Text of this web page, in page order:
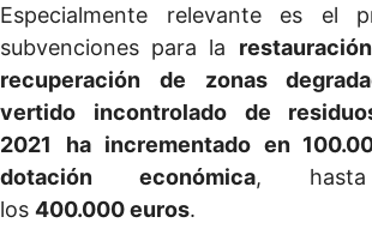
Especialmente relevante es el
subvenciones para la restauración
recuperación de zonas
vertido incontrolado de
2021
ha incrementado en
dotación económica, hasta
los 400.000 euros.